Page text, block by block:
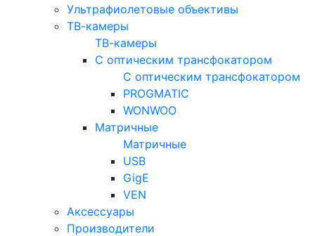
Ультрафиолетовые объективы
ТВ-камеры
ТВ-камеры
С оптическим трансфокатором
С оптическим трансфокатором
PROGMATIC
WONWOO
Матричные
Матричные
USB
GigE
VEN
Аксессуары
Производители